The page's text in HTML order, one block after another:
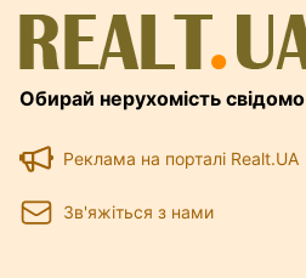
Обирай нерухомість свідомо
Реклама на порталі Realt.UA
Зв'яжіться з нами